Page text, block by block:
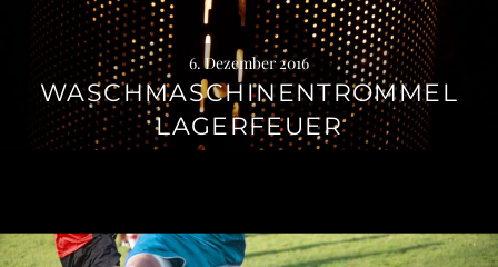
6. Dezember 2016
WASCHMASCHINENTROMMEL
LAGERFEUER